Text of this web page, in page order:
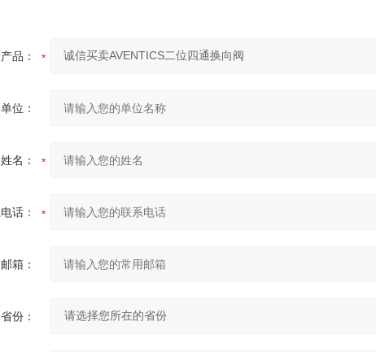
产品：
位：
名：
话：
箱：
省份：